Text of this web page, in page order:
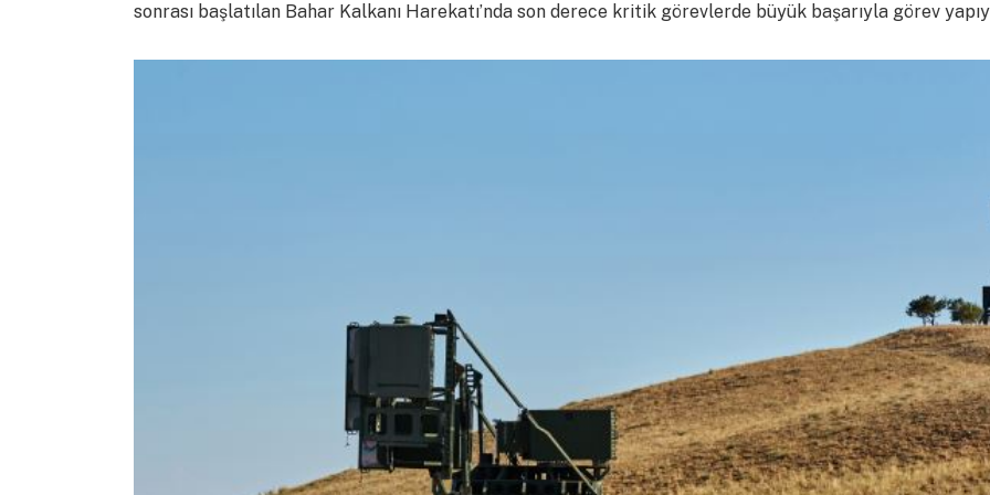
sonrası başlatılan Bahar Kalkanı Harekatı’nda son derece kritik görevlerde büyük başarıyla görev